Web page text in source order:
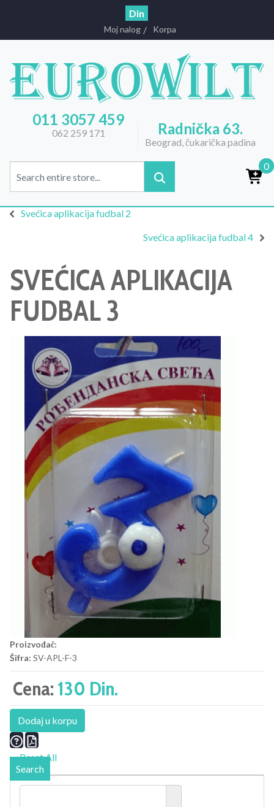
Din
Moj nalog Korpa
011 3057 459
062 259 171 Radnička 63.
Beograd, čukarička padina
0
Svećica aplikacija fudbal 2
Svećica aplikacija fudbal 4
SVEĆICA APLIKACIJA
FUDBAL 3
Proizvođač:
Šifra: SV-APL-F-3
Cena: 130 Din.
Dodaj u korpu
Reset All
Search